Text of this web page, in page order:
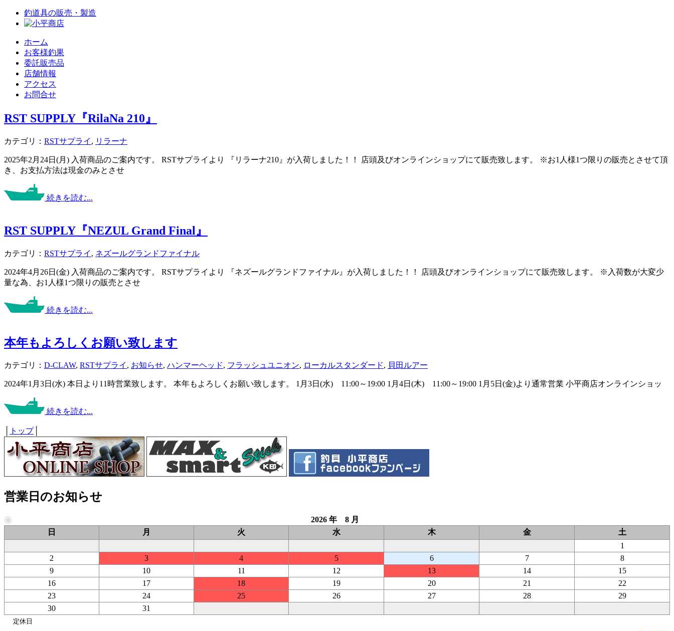
釣道具の販売・製造
ホーム
お客様釣果
委託販売品
店舗情報
アクセス
お問合せ
RST SUPPLY『RilaNa 210』
カテゴリ： RSTサプライ , リラーナ
2025年2月24日(月) 入荷商品のご案内です。 RSTサプライより 『リラーナ210』が入荷しました！！ 店頭及びオンラインショップにて販売致します。 ※お1人様1つ限りの販売とさせて頂
き、お支払方法は現金のみとさせ
続きを読む...
RST SUPPLY『NEZUL Grand Final』
カテゴリ： RSTサプライ , ネズールグランドファイナル
2024年4月26日(金) 入荷商品のご案内です。 RSTサプライより 『ネズールグランドファイナル』が入荷しました！！ 店頭及びオンラインショップにて販売致します。 ※入荷数が大変少
量な為、お1人様1つ限りの販売とさせ
続きを読む...
本年もよろしくお願い致します
カテゴリ： D-CLAW, RSTサプライ , お知らせ, ハンマーヘッド, フラッシュユニオン, ローカルスタンダード, 貝田ルアー
2024年1月3日(水) 本日より11時営業致します。 本年もよろしくお願い致します。 1月3日(水) 11:00～19:00 1月4日(木) 11:00～19:00 1月5日(金)より通常営業 小平商店オンラインショッ
続きを読む...
トップ│
営業日のお知らせ
2026 年 8 月
日
月 火 水 木 金
土
1
2
3 4 5 6 7
8
9
10 11 12 13 14
15
16
17 18 19 20 21
22
23
24 25 26 27 28
29
30
31
定休日